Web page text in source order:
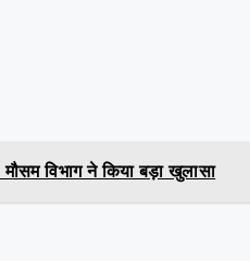
विभाग ने किया बड़ा खुलासा